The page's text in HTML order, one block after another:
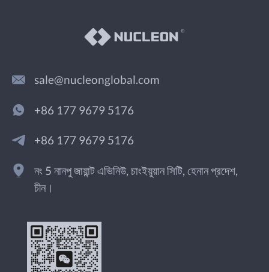
sale@nucleonglobal.com
+86 177 9679 5176
+86 177 9679 5176
নং 5 নানপু জায়ান্ট এভিনিউ, চাংইয়ুয়ান সিটি, হেনান প্রদেশ,
চীন।